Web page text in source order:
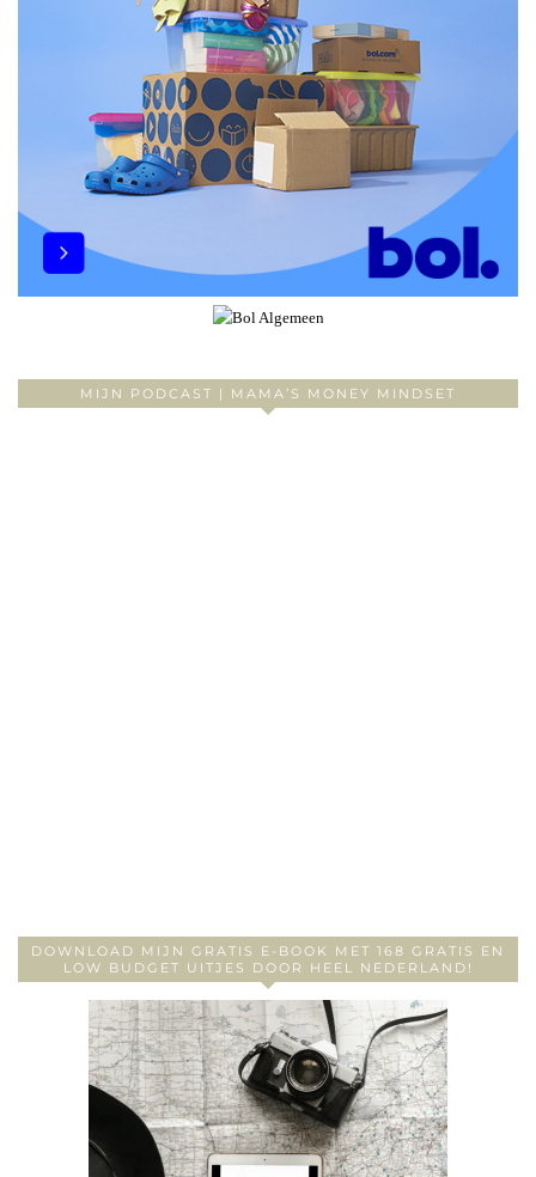
MIJN PODCAST | MAMA’S MONEY MINDSET
DOWNLOAD MIJN GRATIS E-BOOK MET 168 GRATIS EN
LOW BUDGET UITJES DOOR HEEL NEDERLAND!